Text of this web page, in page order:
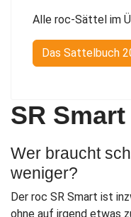
Alle roc-Sättel im
Das Sattelbuch
SR Smart
Wer braucht
weniger?
Der roc SR Smart ist
ohne auf irgend etwas